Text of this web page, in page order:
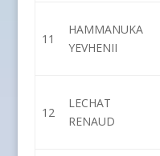
11
HAMMANUKA
YEVHENII
12
LECHAT
RENAUD